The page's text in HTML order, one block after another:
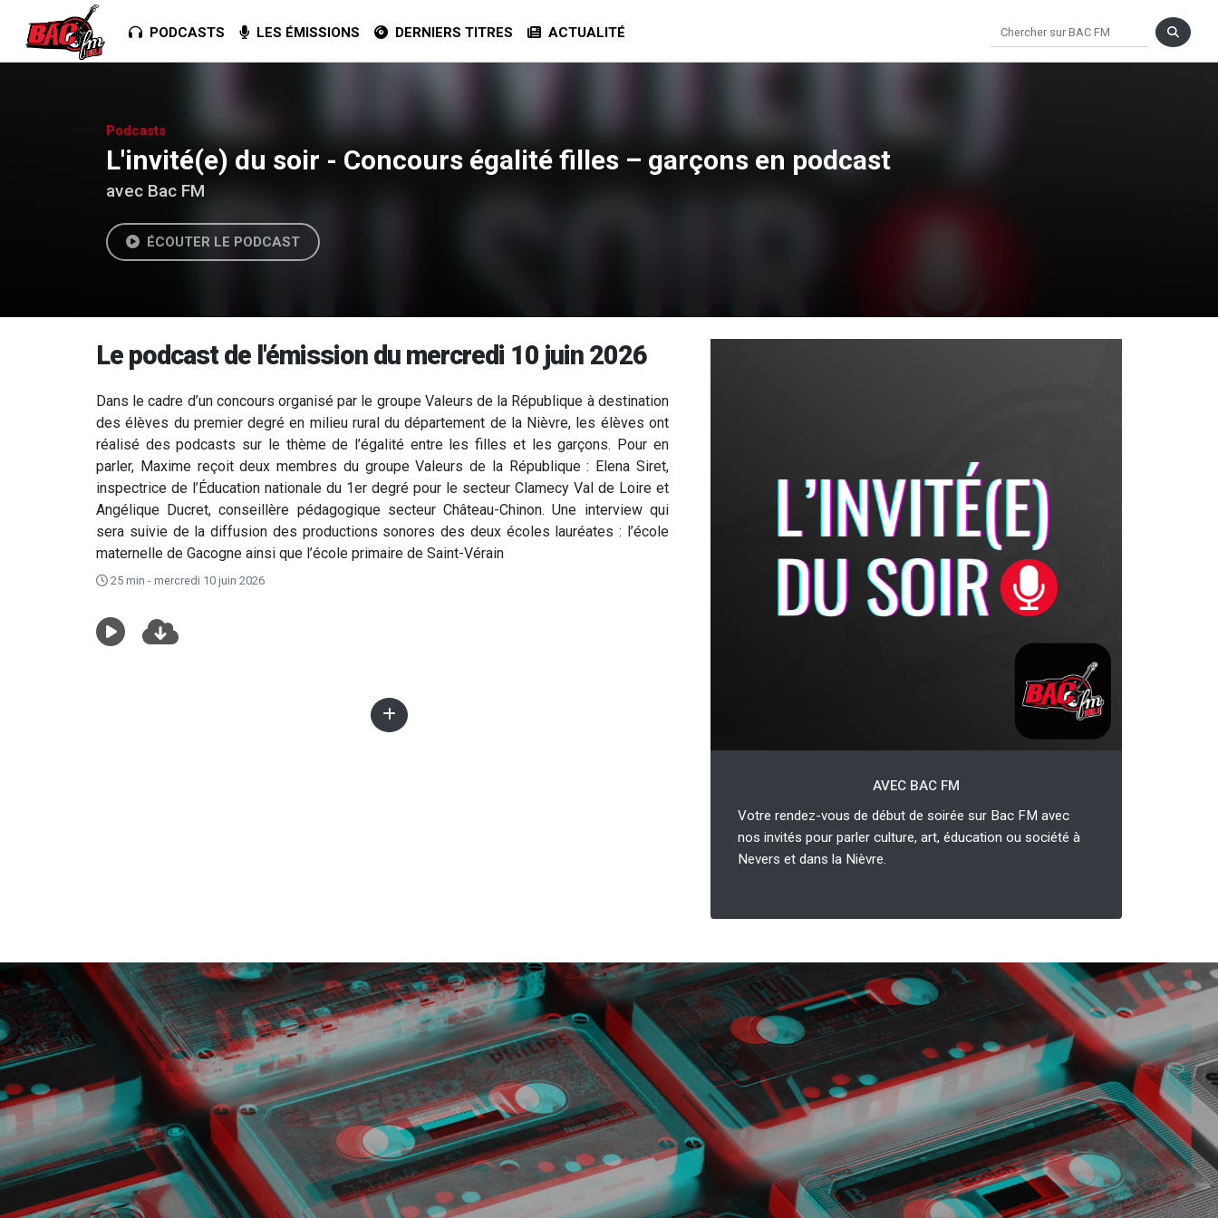
PODCASTS LES ÉMISSIONS DERNIERS TITRES ACTUALITÉ
Podcasts
L'invité(e) du soir - Concours égalité filles – garçons en podcast
avec Bac FM
ÉCOUTER LE PODCAST
Le podcast de l'émission du mercredi 10 juin 2026
Dans le cadre d’un concours organisé par le groupe Valeurs de la République à destination
des élèves du premier degré en milieu rural du département de la Nièvre, les élèves ont
réalisé des podcasts sur le thème de l’égalité entre les filles et les garçons. Pour en
parler, Maxime reçoit deux membres du groupe Valeurs de la République : Elena Siret,
inspectrice de l’Éducation nationale du 1er degré pour le secteur Clamecy Val de Loire et
Angélique Ducret, conseillère pédagogique secteur Château-Chinon. Une interview qui
sera suivie de la diffusion des productions sonores des deux écoles lauréates : l’école
maternelle de Gacogne ainsi que l’école primaire de Saint-Vérain
25 min - mercredi 10 juin 2026
AVEC BAC FM
Votre rendez-vous de début de soirée sur Bac FM avec
nos invités pour parler culture, art, éducation ou société à
Nevers et dans la Nièvre.